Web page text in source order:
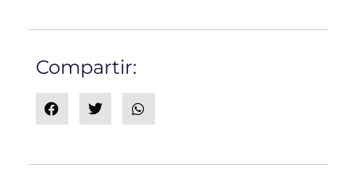
Compartir: